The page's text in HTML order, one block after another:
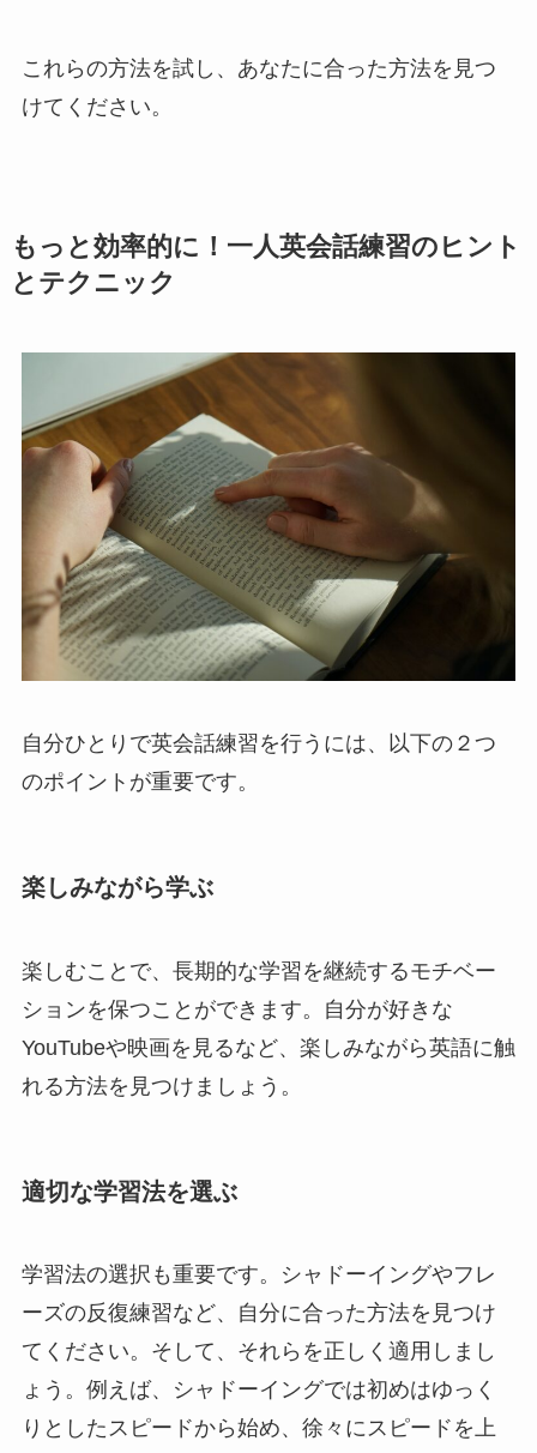
これらの方法を試し、あなたに合った方法を見つ
けてください。
もっと効率的に！一人英会話練習のヒント
とテクニック
自分ひとりで英会話練習を行うには、以下の２つ
のポイントが重要です。
楽しみながら学ぶ
楽しむことで、長期的な学習を継続するモチベー
ションを保つことができます。自分が好きな
YouTubeや映画を見るなど、楽しみながら英語に触
れる方法を見つけましょう。
適切な学習法を選ぶ
学習法の選択も重要です。シャドーイングやフレ
ーズの反復練習など、自分に合った方法を見つけ
てください。そして、それらを正しく適用しまし
ょう。例えば、シャドーイングでは初めはゆっく
りとしたスピードから始め、徐々にスピードを上